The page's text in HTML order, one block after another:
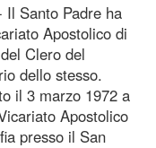
Il Santo Padre ha
Apostolico di
Clero del
dello stesso.
il 3 marzo 1972 a
Apostolico
presso il San